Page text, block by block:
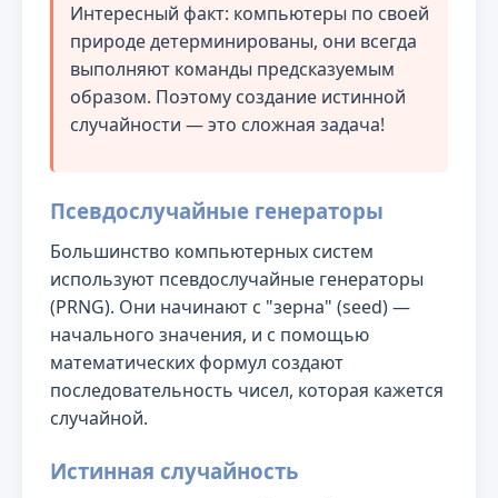
Интересный факт: компьютеры по своей
природе детерминированы, они всегда
выполняют команды предсказуемым
образом. Поэтому создание истинной
случайности — это сложная задача!
Псевдослучайные генераторы
Большинство компьютерных систем
используют псевдослучайные генераторы
(PRNG). Они начинают с "зерна" (seed) —
начального значения, и с помощью
математических формул создают
последовательность чисел, которая кажется
случайной.
Истинная случайность